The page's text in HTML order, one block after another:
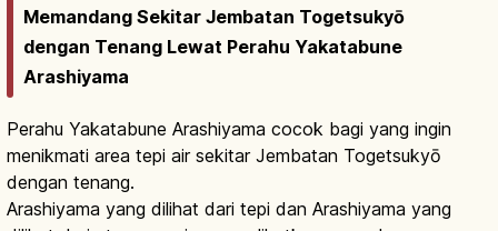
Memandang Sekitar Jembatan Togetsukyō
dengan Tenang Lewat Perahu Yakatabune
Arashiyama
Perahu Yakatabune Arashiyama cocok bagi yang ingin
menikmati area tepi air sekitar Jembatan Togetsukyō
dengan tenang.
Arashiyama yang dilihat dari tepi dan Arashiyama yang